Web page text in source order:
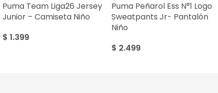
Puma Team Liga26 Jersey
Junior – Camiseta Niño
$ 1.399
Puma Peñarol Ess N°1 Logo
Sweatpants Jr- Pantalón
Niño
$ 2.499